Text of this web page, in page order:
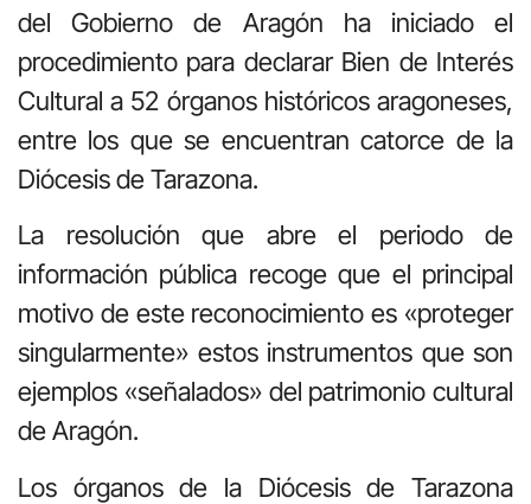
del Gobierno de Aragón ha iniciado el
procedimiento para declarar Bien de Interés
Cultural a 52 órganos históricos aragoneses,
entre los que se encuentran catorce de la
Diócesis de Tarazona.
La resolución que abre el periodo de
información pública recoge que el principal
motivo de este reconocimiento es «proteger
singularmente» estos instrumentos que son
ejemplos «señalados» del patrimonio cultural
de Aragón.
Los órganos de la Diócesis de Tarazona